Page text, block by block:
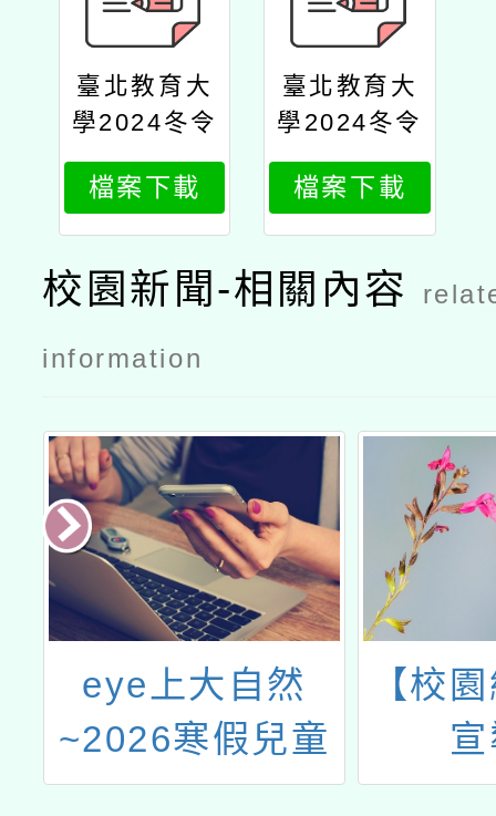
臺北教育大
學2024冬令
營
檔案下載
臺北教育大
學2024冬令
營1
檔案下載
校園新聞-相關內容
information
eye上大自然
~2026寒假兒童
生態冬令營
【校